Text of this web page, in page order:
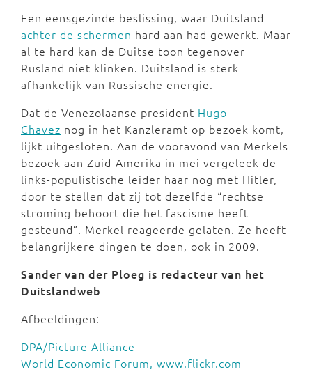
Een eensgezinde beslissing, waar Duitsland
achter de schermen hard aan had gewerkt. Maar
al te hard kan de Duitse toon tegenover
Rusland niet klinken. Duitsland is sterk
afhankelijk van Russische energie.
Dat de Venezolaanse president Hugo
Chavez nog in het Kanzleramt op bezoek komt,
lijkt uitgesloten. Aan de vooravond van Merkels
bezoek aan Zuid-Amerika in mei vergeleek de
links-populistische leider haar nog met Hitler,
door te stellen dat zij tot dezelfde “rechtse
stroming behoort die het fascisme heeft
gesteund”. Merkel reageerde gelaten. Ze heeft
belangrijkere dingen te doen, ook in 2009.
Sander van der Ploeg is redacteur van het
Duitslandweb
Afbeeldingen:
DPA/Picture Alliance
World Economic Forum, www.flickr.com